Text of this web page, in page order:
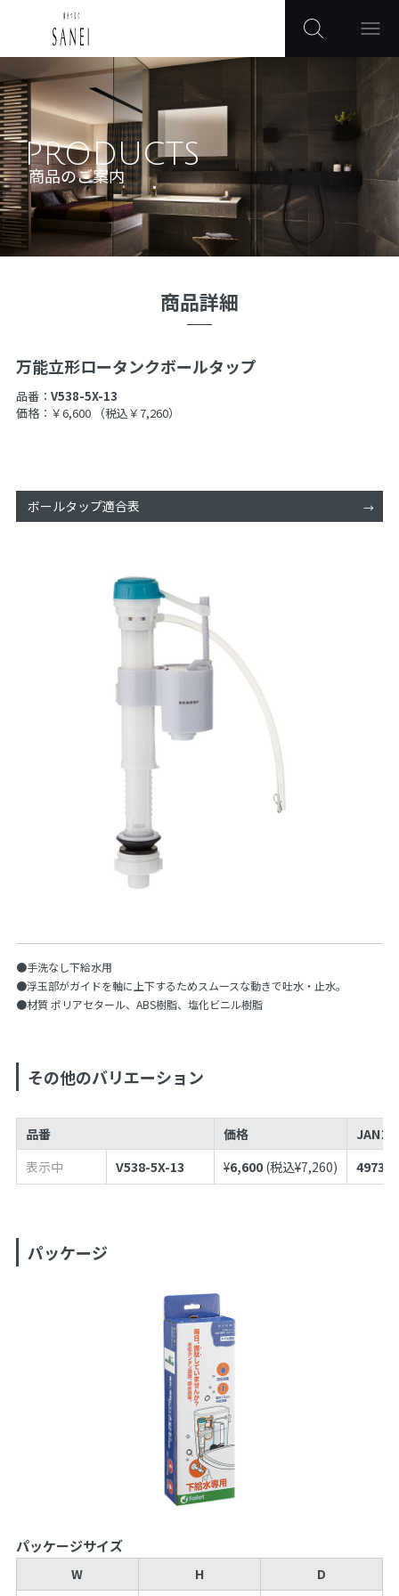
PRODUCTS
商品のご案内
商品詳細
万能立形ロータンクボールタップ
品番： V538-5X-13
価格：￥6,600
（税込￥7,260）
ボールタップ適合表
●手洗なし下給水用
●浮玉部がガイドを軸に上下するためスムースな動きで吐水・止水。
●材質 ポリアセタール、ABS樹脂、塩化ビニル樹脂
その他のバリエーション
品番 価格
JANコ
表示中
V538-5X-13 ¥6,600 (税込¥7,260)
パッケージ
パッケージサイズ
W H D